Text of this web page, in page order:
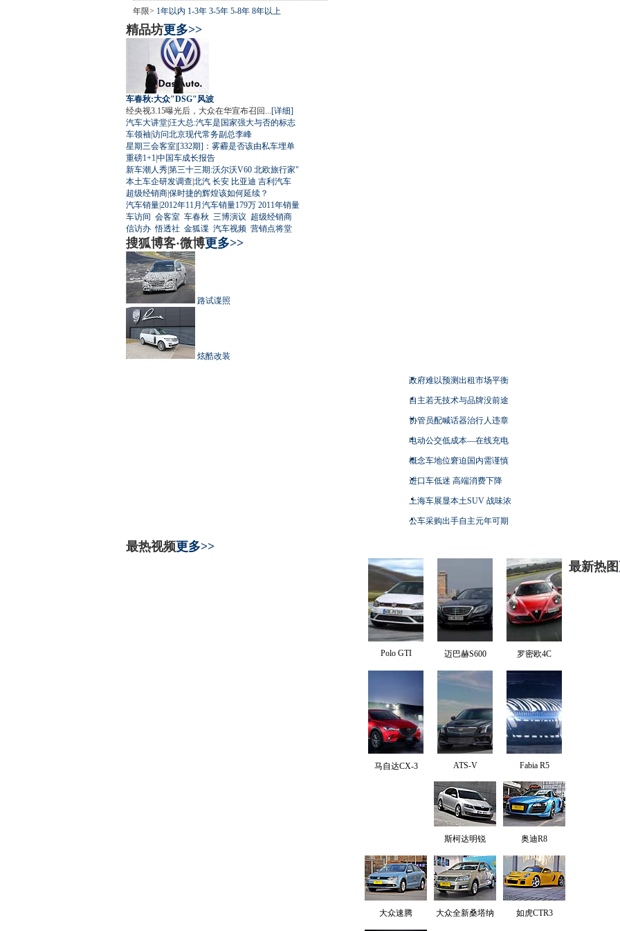
年限> 1年以内 1-3年 3-5年 5-8年 8年以上
精品坊更多>>
车春秋:大众"DSG"风波
经央视3.15曝光后，大众在华宣布召回... [详细]
汽车大讲堂|汪大总:汽车是国家强大与否的标志
车领袖|访问北京现代常务副总李峰
星期三会客室|[332期]：雾霾是否该由私车埋单
重磅1+1 |中国车成长报告
新车潮人秀|第三十三期:沃尔沃V60 北欧旅行家"
本土车企研发调查|北汽 长安 比亚迪 吉利汽车
超级经销商|保时捷的辉煌该如何延续？
汽车销量|2012年11月汽车销量179万 2011年销量
车访间 会客室 车春秋 三博演议 超级经销商
信访办 悟透社 金狐谍 汽车视频 营销点将堂
搜狐博客·微博更多>>
路试谍照
炫酷改装
政府难以预测出租市场平衡
自主若无技术与品牌没前途
协管员配喊话器治行人违章
电动公交低成本—在线充电
概念车地位窘迫国内需谨慎
进口车低迷 高端消费下降
上海车展显本土SUV 战味浓
公车采购出手自主元年可期
最热视频更多>>
Polo GTI 迈巴赫S600 罗密欧4C
马自达CX-3 ATS-V Fabia R5
最新热图
斯柯达明锐 奥迪R8
大众速腾 大众全新桑塔纳 如虎CTR3